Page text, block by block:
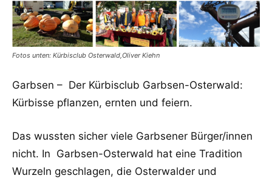
Fotos unten: Kürbisclub Osterwald,Oliver Kiehn
Garbsen – Der Kürbisclub Garbsen-Osterwald:
Kürbisse pflanzen, ernten und feiern.
Das wussten sicher viele Garbsener Bürger/innen
nicht. In Garbsen-Osterwald hat eine Tradition
Wurzeln geschlagen, die Osterwalder und